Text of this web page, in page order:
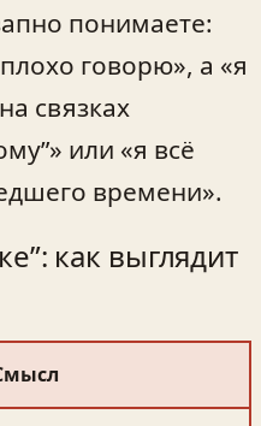
понимаете:
говорю», а «я
связках
или «я всё
времени».
как выглядит